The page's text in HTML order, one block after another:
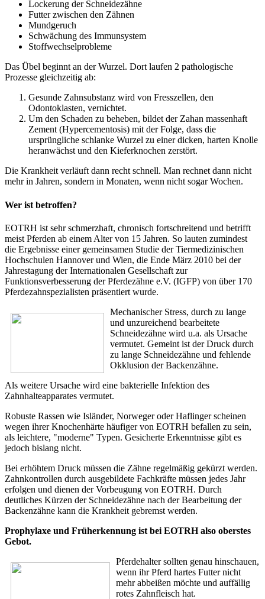
Lockerung der Schneidezähne
Futter zwischen den Zähnen
Mundgeruch
Schwächung des Immunsystem
Stoffwechselprobleme
Das Übel beginnt an der Wurzel. Dort laufen 2 pathologische
Prozesse gleichzeitig ab:
Gesunde Zahnsubstanz wird von Fresszellen, den
Odontoklasten, vernichtet.
Um den Schaden zu beheben, bildet der Zahan massenhaft
Zement (Hypercementosis) mit der Folge, dass die
ursprüngliche schlanke Wurzel zu einer dicken, harten Knolle
heranwächst und den Kieferknochen zerstört.
Die Krankheit verläuft dann recht schnell. Man rechnet dann nicht
mehr in Jahren, sondern in Monaten, wenn nicht sogar Wochen.
Wer ist betroffen?
EOTRH ist sehr schmerzhaft, chronisch fortschreitend und betrifft
meist Pferden ab einem Alter von 15 Jahren. So lauten zumindest
die Ergebnisse einer gemeinsamen Studie der Tiermedizinischen
Hochschulen Hannover und Wien, die Ende März 2010 bei der
Jahrestagung der Internationalen Gesellschaft zur
Funktionsverbesserung der Pferdezähne e.V. (IGFP) von über 170
Pferdezahnspezialisten präsentiert wurde.
Mechanischer Stress, durch zu lange
und unzureichend bearbeitete
Schneidezähne wird u.a. als Ursache
vermutet. Gemeint ist der Druck durch
zu lange Schneidezähne und fehlende
Okklusion der Backenzähne.
Als weitere Ursache wird eine bakterielle Infektion des
Zahnhalteapparates vermutet.
Robuste Rassen wie Isländer, Norweger oder Haflinger scheinen
wegen ihrer Knochenhärte häufiger von EOTRH befallen zu sein,
als leichtere, "moderne" Typen. Gesicherte Erkenntnisse gibt es
jedoch bislang nicht.
Bei erhöhtem Druck müssen die Zähne regelmäßig gekürzt werden.
Zahnkontrollen durch ausgebildete Fachkräfte müssen jedes Jahr
erfolgen und dienen der Vorbeugung von EOTRH. Durch
deutliches Kürzen der Schneidezähne nach der Bearbeitung der
Backenzähne kann die Krankheit gebremst werden.
Prophylaxe und Früherkennung ist bei EOTRH also oberstes
Gebot.
Pferdehalter sollten genau hinschauen,
wenn ihr Pferd hartes Futter nicht
mehr abbeißen möchte und auffällig
rotes Zahnfleisch hat.